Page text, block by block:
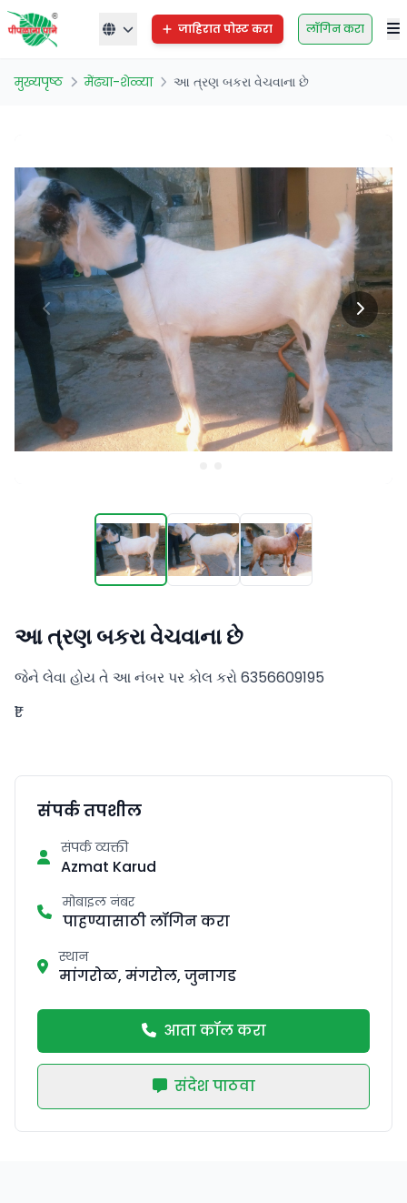
जाहिरात पोस्ट करा लॉगिन करा
मुख्यपृष्ठ मेंढ्या-शेळ्या આ ત્રણ બકરા વેચવાના છે
આ ત્રણ બકરા વેચવાના છે
જેને લેવા હોય તે આ નંબર પર કોલ કરો 6356609195
₹1
संपर्क तपशील
संपर्क व्यक्ती
Azmat Karud
मोबाइल नंबर
पाहण्यासाठी लॉगिन करा
स्थान
मांगरोळ, मंगरोल, जुनागड
आता कॉल करा
संदेश पाठवा